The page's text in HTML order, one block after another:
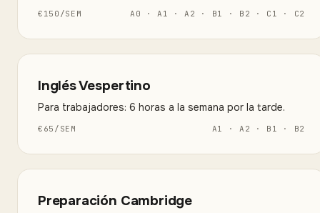
€ 150 /SEM A0 · A1 · A2 · B1 · B2 · C1 · C2
Inglés Vespertino
Para trabajadores: 6 horas a la semana por la tarde.
€ 65 / SEM A1 · A2 · B1 · B2
Preparación Cambridge